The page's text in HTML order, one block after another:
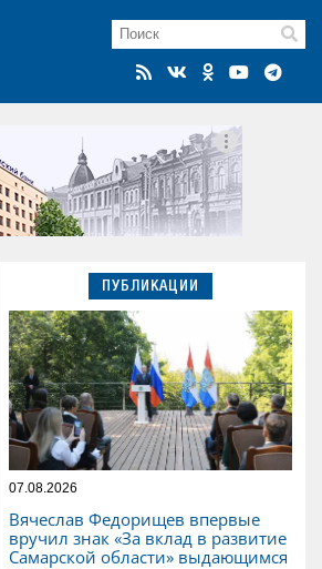
ПУБЛИКАЦИИ
07.08.2026
Вячеслав Федорищев впервые
вручил знак «За вклад в развитие
Самарской области» выдающимся